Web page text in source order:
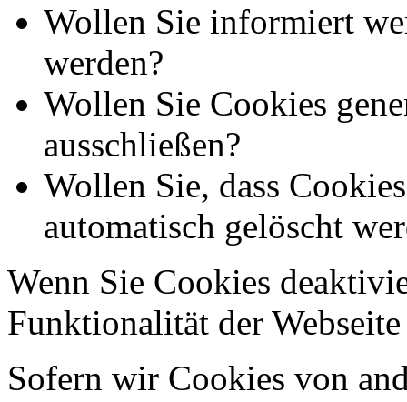
Wollen Sie informiert
werden?
Wollen Sie Cookies
ausschließen?
Wollen Sie, dass
automatisch gelöscht
Wenn Sie Cookies
Funktionalität der
Sofern wir Cookies von